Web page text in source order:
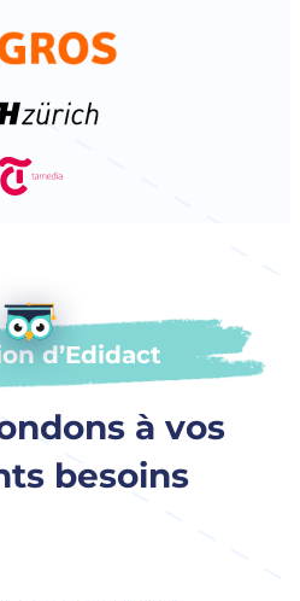
d’Edidact
à vos
besoins